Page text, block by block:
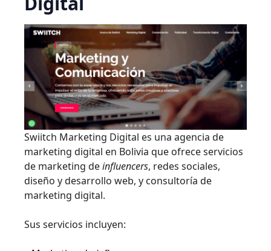
Swiitch Marketing Digital es una agencia de
marketing digital en Bolivia que ofrece servicios
de marketing deinfluencers, redes sociales,
diseño y desarrollo web, y consultoría de
marketing digital.
Sus servicios incluyen: